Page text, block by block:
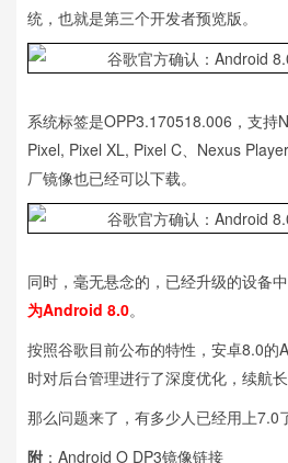
统，也就是第三个开发者预览版。
系统标签是OPP3.170518.006，支持
Pixel, Pixel XL, Pixel C、Nexus
厂镜像也已经可以下载。
同时，毫无悬念的，已经升级的设备中
为Android 8.0。
按照谷歌目前公布的特性，安卓8.0的
时对后台管理进行了深度优化，续航长
那么问题来了，有多少人已经用上7.0
附 ：Android O DP3镜像链接